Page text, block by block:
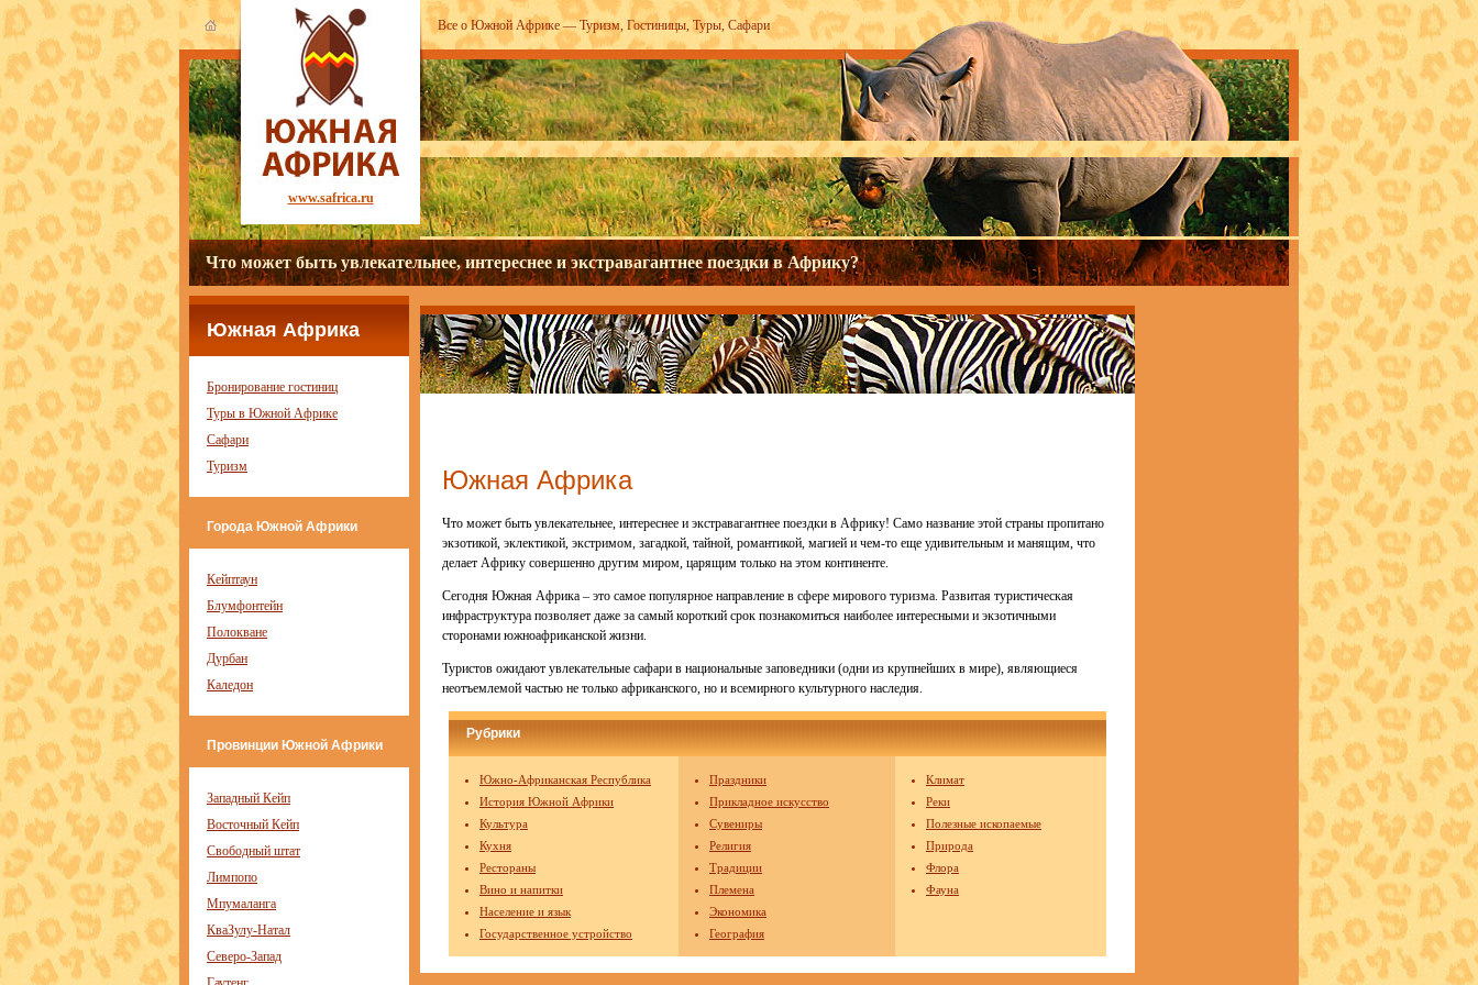
Все о Южной Африке —Туризм, Гостиницы, Туры, Сафари
www.safrica.ru
Что может быть увлекательнее, интереснее и экстравагантнее поездки в Африку?
Южная Африка
Бронирование гостиниц
Туры в Южной Африке
Сафари
Туризм
Города Южной Африки
Кейптаун
Блумфонтейн
Полокване
Дурбан
Каледон
Провинции Южной Африки
Западный Кейп
Восточный Кейп
Свободный штат
Лимпопо
Мпумаланга
КваЗулу-Натал
Северо-Запад
Южная Африка
Что может быть увлекательнее, интереснее и экстравагантнее поездки в Африку! Само название этой страны пропитано
экзотикой, эклектикой, экстримом, загадкой, тайной, романтикой, магией и чем-то еще удивительным и манящим, что
делает Африку совершенно другим миром, царящим только на этом континенте.
Сегодня Южная Африка – это самое популярное направление в сфере мирового туризма. Развитая туристическая
инфраструктура позволяет даже за самый короткий срок познакомиться наиболее интересными и экзотичными
сторонами южноафриканской жизни.
Туристов ожидают увлекательные сафари в национальные заповедники (одни из крупнейших в мире), являющиеся
неотъемлемой частью не только африканского, но и всемирного культурного наследия.
Рубрики
Южно-Африканская Республика
История Южной Африки
Культура
Кухня
Рестораны
Вино и напитки
Население и язык
Государственное устройство
Праздники
Прикладное искусство
Сувениры
Религия
Традиции
Племена
Экономика
География
Климат
Реки
Полезные ископаемые
Природа
Флора
Фауна